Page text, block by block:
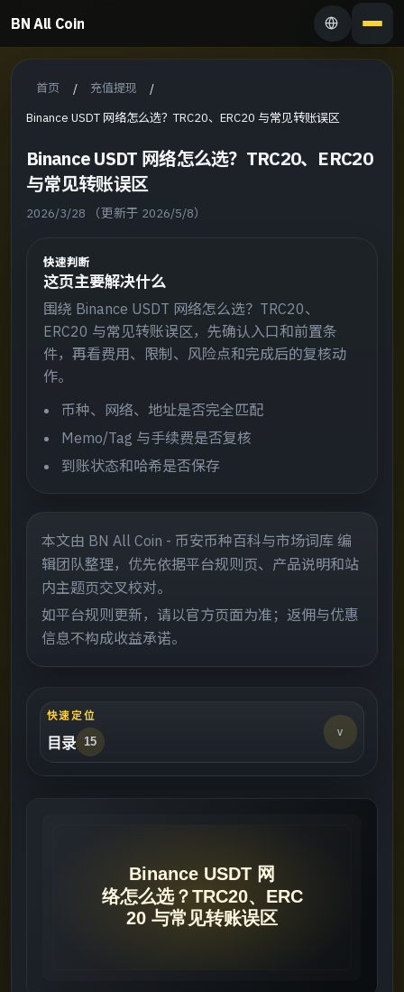
BN All Coin
首页 / 充值提现
/
Binance USDT 网络怎么选？TRC20、ERC20 与常见转账误区
Binance USDT 网络怎么选？TRC20、ERC20
与常见转账误区
2026/3/28 （更新于 2026/5/8）
快速判断
这页主要解决什么
围绕 Binance USDT 网络怎么选？TRC20、
ERC20 与常见转账误区，先确认入口和前置条
件，再看费用、限制、风险点和完成后的复核动
作。
币种、网络、地址是否完全匹配
Memo/Tag 与手续费是否复核
到账状态和哈希是否保存
本文由 BN All Coin - 币安币种百科与市场词库 编
辑团队整理，优先依据平台规则页、产品说明和站
内主题页交叉校对。
如平台规则更新，请以官方页面为准；返佣与优惠
信息不构成收益承诺。
快速定位
目录 15
v